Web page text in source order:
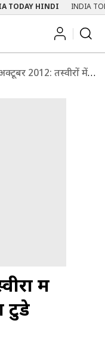
TODAY HINDI INDIA
2012: तस्‍वीरों में इंडिया टुडे | पढ़ें इंडिया टुडे
में
टुडे